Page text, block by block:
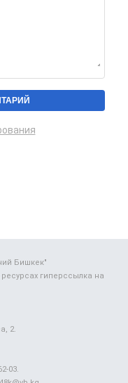
Бишкек"
гиперссылка на
2.
03.